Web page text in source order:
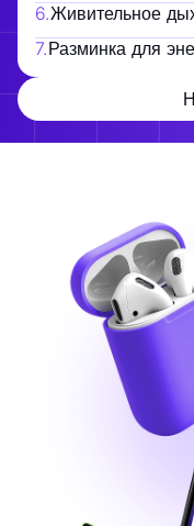
6.Живительное
7.Разминка для